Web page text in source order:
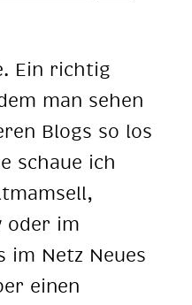
Ein richtig
man sehen
Blogs so los
schaue ich
oder im
im Netz Neues
einen